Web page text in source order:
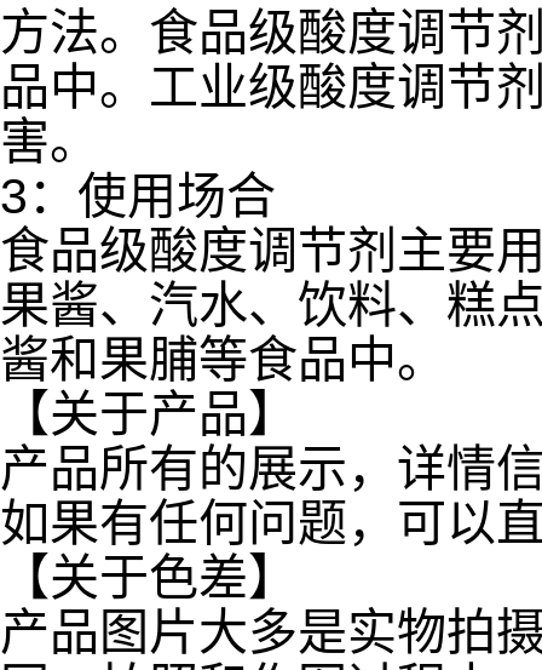
方法。食品级酸度调节
品中。工业级酸度调节
害。
3：使用场合
食品级酸度调节剂主要
果酱、汽水、饮料、糕
酱和果脯等食品中。
【关于产品】
产品所有的展示，详情
如果有任何问题，可以
【关于色差】
产品图片大多是实物拍